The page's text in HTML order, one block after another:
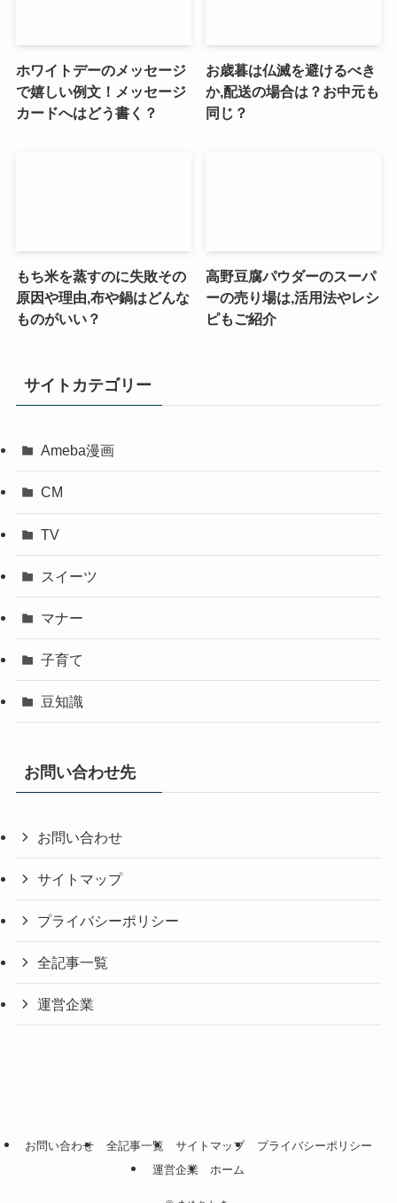
ホワイトデーのメッセージ
で嬉しい例文！メッセージ
カードへはどう書く？
お歳暮は仏滅を避けるべき
か,配送の場合は？お中元も
同じ？
もち米を蒸すのに失敗その
原因や理由,布や鍋はどんな
ものがいい？
高野豆腐パウダーのスーパ
ーの売り場は,活用法やレシ
ピもご紹介
サイトカテゴリー
Ameba漫画
CM
TV
スイーツ
マナー
子育て
豆知識
お問い合わせ先
お問い合わせ
サイトマップ
プライバシーポリシー
全記事一覧
運営企業
お問い合わせ 全記事一覧 サイトマップ
プライバシーポリシー
運営企業
ホーム